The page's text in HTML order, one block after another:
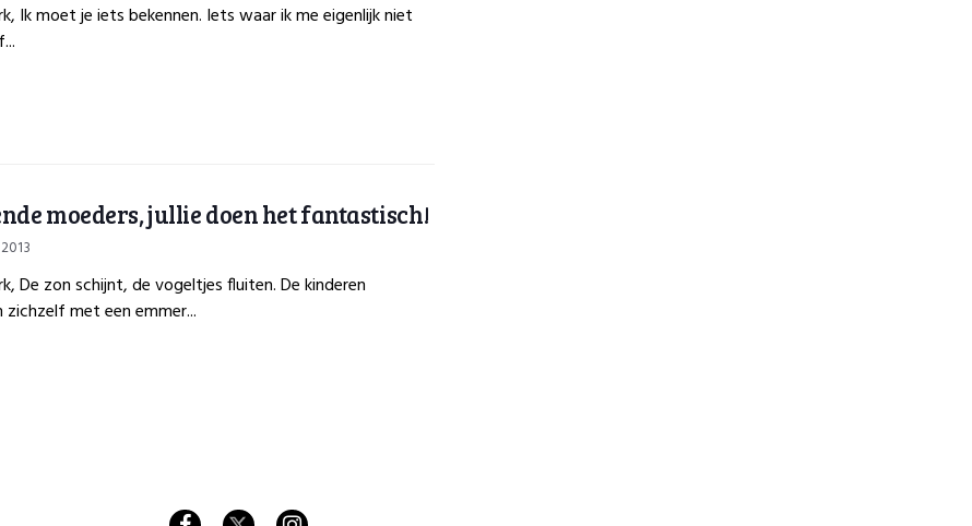
Ik moet je iets bekennen. Iets waar ik me eigenlijk niet
moeders, jullie doen het fantastisch!
De zon schijnt, de vogeltjes fluiten. De kinderen
zichzelf met een emmer...